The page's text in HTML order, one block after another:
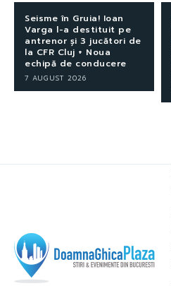
Seisme în Gruia! Ioan
Varga l-a destituit pe
antrenor și 3 jucători de
la CFR Cluj + Noua
echipă de conducere
7 AUGUST 2026